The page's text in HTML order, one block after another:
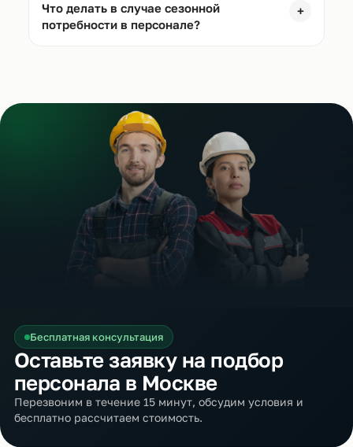
Что делать в случае сезонной
потребности в персонале?
+
Бесплатная консультация
Оставьте заявку на подбор
персонала в Москве
Перезвоним в течение 15 минут, обсудим условия и
бесплатно рассчитаем стоимость.